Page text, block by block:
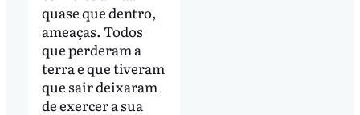
quase que dentro,
ameaças. Todos
que perderam a
terra e que tiveram
que sair deixaram
de exercer a sua